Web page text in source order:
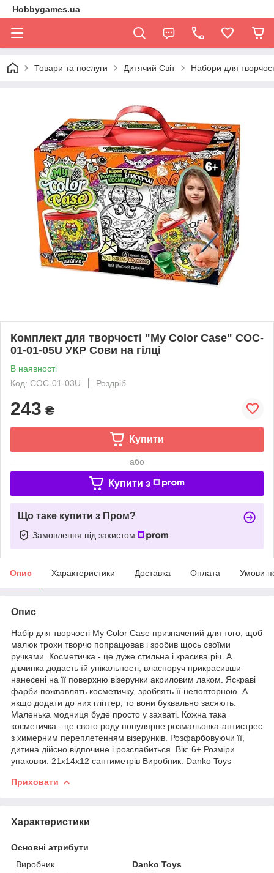
Hobbygames.ua
Товари та послуги Дитячий Світ Набори для
Комплект для творчості "My Color Case" COC-
01-01-05U УКР Сови на гілці
В наявності
Код: COC-01-03U
Роздріб
243 ₴
Купити
або
Купити з
Що таке купити з Пром?
Замовлення під захистом
Опис Характеристики Доставка Оплата Умови
Опис
Набір для творчості My Color Case призначений для того, щоб
малюк трохи творчо попрацював і зробив щось своїми
ручками. Косметичка - це дуже стильна і красива річ. А
дівчинка додасть їй унікальності, власноруч прикрасивши
нанесені на її поверхню візерунки акриловим лаком. Яскраві
фарби пожвавлять косметичку, зроблять її неповторною. А
якщо додати до них гліттер, то вони буквально засяють.
Маленька модниця буде просто у захваті. Кожна така
косметичка - це свого роду популярне розмальовка-антистрес
з химерним переплетенням візерунків. Розфарбовуючи її,
дитина дійсно відпочине і розслабиться. Вік: 6+ Розміри
упаковки: 21х14х12 сантиметрів Виробник: Danko Toys
Приховати
Характеристики
Основні атрибути
Виробник
Danko Toys